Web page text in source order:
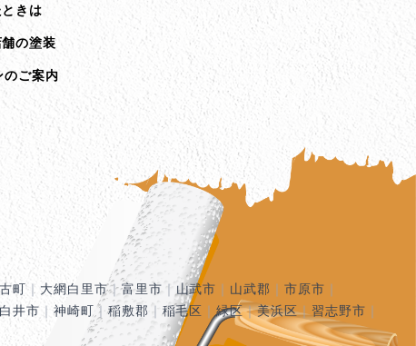
きは
の塗装
のご案内
町｜ 大網白里市｜富里市 ｜ 山武市 ｜ 山武郡 ｜市原市 ｜
白井市 ｜ 神崎町 ｜稲敷郡 ｜ 稲毛区 ｜緑区｜美浜区｜ 習志野市 ｜